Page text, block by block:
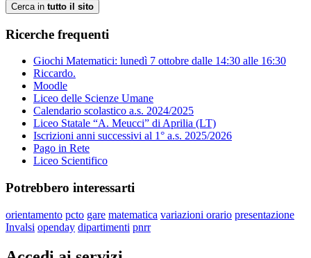
Cerca in tutto il sito
Ricerche frequenti
Giochi Matematici: lunedì 7 ottobre dalle 14:30 alle 16:30
Riccardo.
Moodle
Liceo delle Scienze Umane
Calendario scolastico a.s. 2024/2025
Liceo Statale “A. Meucci” di Aprilia (LT)
Iscrizioni anni successivi al 1° a.s. 2025/2026
Pago in Rete
Liceo Scientifico
Potrebbero interessarti
orientamento pcto gare matematica variazioni orario presentazione
Invalsi openday dipartimenti pnrr